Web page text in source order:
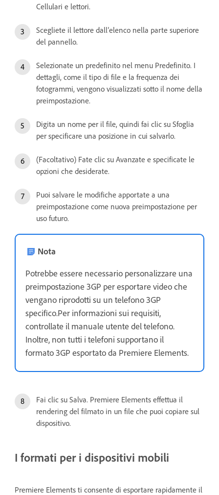
Cellulari e lettori.
Scegliete il lettore dall’elenco nella parte superiore
del pannello.
Selezionate un predefinito nel menu Predefinito. I
dettagli, come il tipo di file e la frequenza dei
fotogrammi, vengono visualizzati sotto il nome della
preimpostazione.
Digita un nome per il file, quindi fai clic su Sfoglia
per specificare una posizione in cui salvarlo.
(Facoltativo) Fate clic su Avanzate e specificate le
opzioni che desiderate.
Puoi salvare le modifiche apportate a una
preimpostazione come nuova preimpostazione per
uso futuro.
Nota
Potrebbe essere necessario personalizzare una
preimpostazione 3GP per esportare video che
vengano riprodotti su un telefono 3GP
specifico.Per informazioni sui requisiti,
controllate il manuale utente del telefono.
Inoltre, non tutti i telefoni supportano il
formato 3GP esportato da Premiere Elements.
Fai clic su Salva. Premiere Elements effettua il
rendering del filmato in un file che puoi copiare sul
dispositivo.
I formati per i dispositivi mobili
Premiere Elements ti consente di esportare rapidamente il